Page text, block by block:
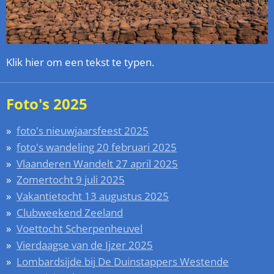
Klik hier om een tekst te typen.
Foto's 2025
foto's nieuwjaarsfeest 2025
foto's wandeling 20 februari 2025
Vlaanderen Wandelt 27 april 2025
Zomertocht 9 juli 2025
Vakantietocht 13 augustus 2025
Clubweekend Zeeland
Voettocht Scherpenheuvel
Vierdaagse van de Ijzer 2025
Lombardsijde bij De Duinstappers Westende